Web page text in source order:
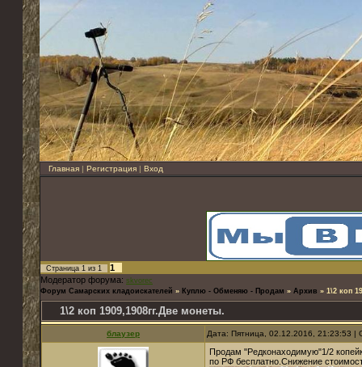
Главная | Регистрация | Вход
Страница 1 из 1
1
Модератор форума: skvorec
Форум Самарских кладоискателей » Куплю - Обменяю - Продам » Архив » 1\2 коп
1\2 коп 1909,1908гг.Две монеты.
блаузер Дата: Пятница, 02.12.2016, 21:23:53
Продам "Редконаходимую"1/2
по РФ бесплатно.Снижение